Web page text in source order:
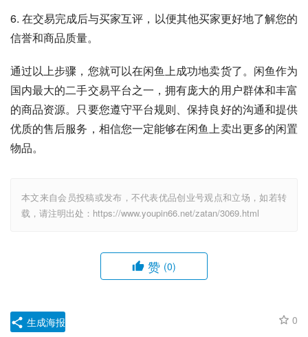
6. 在交易完成后与买家互评，以便其他买家更好地了解您的
信誉和商品质量。
通过以上步骤，您就可以在闲鱼上成功地卖货了。闲鱼作为
国内最大的二手交易平台之一，拥有庞大的用户群体和丰富
的商品资源。只要您遵守平台规则、保持良好的沟通和提供
优质的售后服务，相信您一定能够在闲鱼上卖出更多的闲置
物品。
本文来自会员投稿或发布，不代表优品创业号观点和立场，如若转
载，请注明出处：https://www.youpin66.net/zatan/3069.html
赞 (0)
0
生成海报